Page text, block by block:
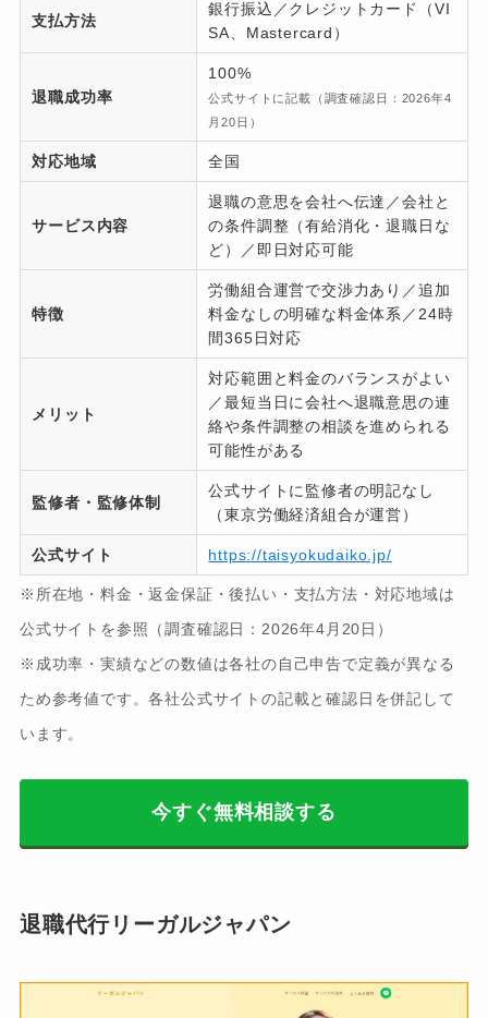
支払方法
銀行振込／クレジットカード（VI
SA、Mastercard）
退職成功率
100%
公式サイトに記載（調査確認日：2026年4
月20日）
対応地域 全国
サービス内容
退職の意思を会社へ伝達／会社と
の条件調整（有給消化・退職日な
ど）／即日対応可能
特徴
労働組合運営で交渉力あり／追加
料金なしの明確な料金体系／24時
間365日対応
メリット
対応範囲と料金のバランスがよい
／最短当日に会社へ退職意思の連
絡や条件調整の相談を進められる
可能性がある
監修者・監修体制
公式サイトに監修者の明記なし
（東京労働経済組合が運営）
公式サイト https://taisyokudaiko.jp/
※所在地・料金・返金保証・後払い・支払方法・対応地域は
公式サイトを参照（調査確認日：2026年4月20日）
※成功率・実績などの数値は各社の自己申告で定義が異なる
ため参考値です。各社公式サイトの記載と確認日を併記して
います。
今すぐ無料相談する
退職代行リーガルジャパン